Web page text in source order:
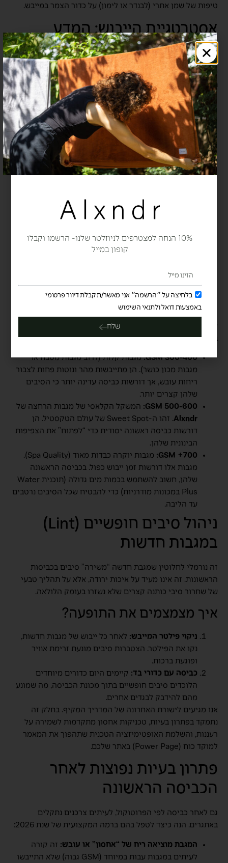
טיפות של שמן אתרי (לבנדר או לימון) על כדור הצמר במייבש.
אסטרטגיית הייבוש: המדע
שמאחורי המגע הפלאפי
ייבוש מגבות חדשות הוא שלב קריטי שבו נקבע האם המגבת
תישאר רכה לאורך זמן או תהפוך לנוקשה (“קרטונית”).
ייבוש בשמש (Line Drying):
בישראל, השמש חזקה מאוד.
ייבוש ממושך בשמש ישירה גורם ל”ייבוש יתר” (Over-
drying), מה שמוציא את הלחות הטבעית מתוך ליבת סיב
הכותנה והופך אותו לשביר. אם אתם מייבשים בחוץ, הוציאו
את המגבות כשהן עדיין לחות ב-5% והשלימו את הייבוש
בתוך הבית בצל.
ייבוש במייבש:
זהו הפתרון המועדף למגבות ב-2026.
מהלולאות להידבק זו לזו. טיפ הזהב: לעולם אל תמלאו את
המייבש עד אפס מקום. מגבות זקוקות ל”מרחב נשימה” כדי
חיישני לחות:השתמשו בתוכנית “ייבוש לארון” המבוססת
על חיישנים, המפסיקה את הפעולה ברגע שהמגבת יבשה,
הבנת ה-GSM והשפעתו על
הכביסה
לא כל המגבות נולדו שוות, והטיפול במגבת חדשה תלוי מאוד
במשקל הסגולי שלה.
300-400 GSM:
מגבות קלות (לרוב מגבות מטבח או
מגבות מכון כושר). הן מתייבשות מהר ונוטות פחות לצבור
ריחות עובש, אך דורשות כביסה עדינה יותר כי הסיבים
שלהן קצרים יותר.
500-600 GSM:
המשקל הקלאסי של מגבות הרחצה של
Alxndr
. זהו ה-Sweet Spot של עולם הטקסטיל. הן
דורשות כביסה ראשונה יסודית כדי “לפתוח” את הצפיפות
הבינונית שלהן.
700+ GSM:
מגבות יוקרה כבדות מאוד (Spa Quality).
מגבות אלו דורשות זמן ייבוש כפול. בכביסה הראשונה
שלהן, חשוב להשתמש בכמות מים גדולה (תוכנית Water
Plus במכונות מודרניות) כדי להבטיח שכל הסיבים נרטבים
עד הליבה.
ניהול סיבים חופשיים (Lint)
במגבות חדשות
זה נורמלי לחלוטין שמגבת חדשה “משירה” סיבים בכביסות
הראשונות. זה אינו מעיד על איכות ירודה, אלא על תהליך טבעי
של שחרור סיבי כותנה קצרים שלא נשזרו בעומק הלולאה.
איך מצמצמים את התופעה?
ניקוי פילטר המייבש: לאחר כל ייבוש של מגבות חדשות,
נקו את הפילטר. הצטברות סיבים מונעת זרימת אוויר
ופוגעת ברכות.
כביסה עם כדורי בד: קיימים היום כדורים מיוחדים
הלוכדים סיבים חופשיים בתוך מכונת הכביסה, מה שמונע
מהם להידבק לבגדים אחרים.
אנו מגיעים לישורת האחרונה של המדריך המקיף. בחלק זה
נתמקד בפתרון בעיות, טכניקות אחסון מתקדמות לשמירה על
רעננות, והשלמת האופטימיזציה הטכנית שתהפוך את המאמר
למוקד כוח (Power Page) באתר שלכם.
פתרון בעיות נפוצות לאחר
הכביסה הראשונה
גם לאחר כביסה לפי הפרוטוקול, לעיתים צרכנים נתקלים
באתגרים. הנה כיצד לטפל בהם ברמה המקצועית של שנת 2026:
המגבת מוציאה ריח של “אחסון” או עובש: זה קורה
לעיתים במגבות עבות במיוחד (GSM גבוה) שלא התייבשו
10% הנחה למצטרפים לניוזלטר שלנו- הרשמו וקבלו
קופון במייל
בלחיצה על ״הרשמה״ אני מאשר/ת קבלת דיוור פרסומי
באמצעות דואל ולתנאי השימוש
שלח